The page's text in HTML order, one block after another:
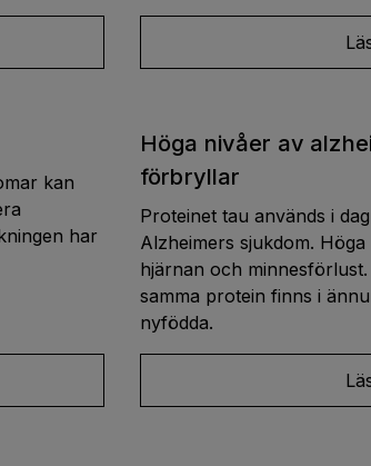
kan
har
Höga nivåer av
förbryllar
Proteinet tau används i
Alzheimers sjukdom.
hjärnan och
samma protein finns i
nyfödda.